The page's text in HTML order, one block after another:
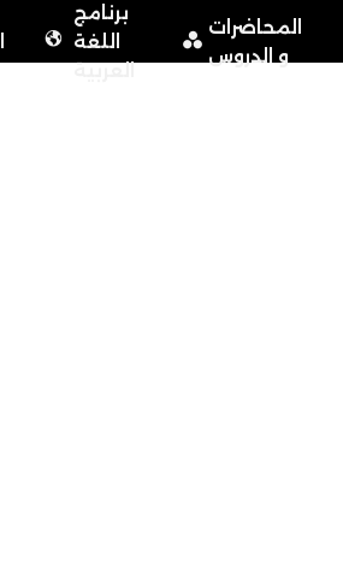
برنامج
اللغة
العربية
المحاضرات
و الدروس